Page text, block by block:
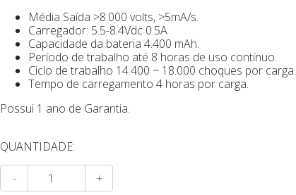
Média Saída >8.000 volts, >5mA/s.
Carregador: 5.5-8.4Vdc 0.5A
Capacidade da bateria 4.400 mAh.
Período de trabalho até 8 horas de uso contínuo.
Ciclo de trabalho 14.400 ~ 18.000 choques por carga.
Tempo de carregamento 4 horas por carga.
Possui 1 ano de Garantia.
QUANTIDADE:
- +